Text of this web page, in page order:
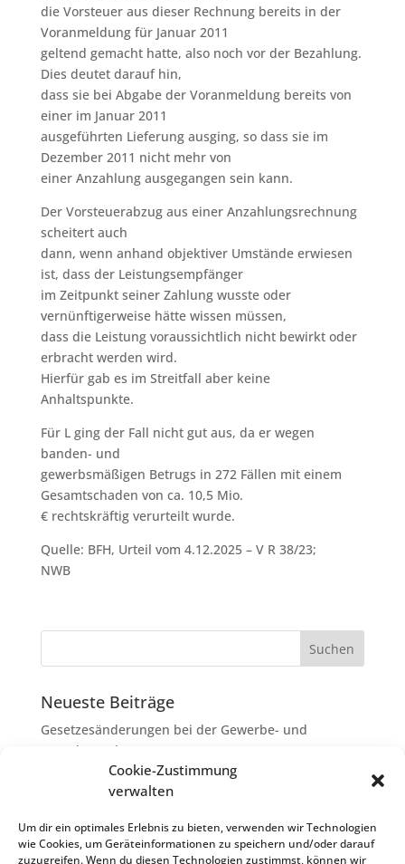
Cookie-Zustimmung
verwalten
Um dir ein optimales Erlebnis zu bieten, verwenden wir Technologien
wie Cookies, um Geräteinformationen zu speichern und/oder darauf
zuzugreifen. Wenn du diesen Technologien zustimmst, können wir
die Vorsteuer aus dieser Rechnung bereits in der
Voranmeldung für Januar 2011
geltend gemacht hatte, also noch vor der Bezahlung.
Dies deutet darauf hin,
dass sie bei Abgabe der Voranmeldung bereits von
einer im Januar 2011
ausgeführten Lieferung ausging, so dass sie im
Dezember 2011 nicht mehr von
einer Anzahlung ausgegangen sein kann.
Der Vorsteuerabzug aus einer Anzahlungsrechnung
scheitert auch
dann, wenn anhand objektiver Umstände erwiesen
ist, dass der Leistungsempfänger
im Zeitpunkt seiner Zahlung wusste oder
vernünftigerweise hätte wissen müssen,
dass die Leistung voraussichtlich nicht bewirkt oder
erbracht werden wird.
Hierfür gab es im Streitfall aber keine
Anhaltspunkte.
Für L ging der Fall nicht gut aus, da er wegen
banden- und
gewerbsmäßigen Betrugs in 272 Fällen mit einem
Gesamtschaden von ca. 10,5 Mio.
€ rechtskräftig verurteilt wurde.
Quelle: BFH, Urteil vom 4.12.2025 – V R 38/23;
NWB
Neueste Beiträge
Gesetzesänderungen bei der Gewerbe- und
Grunderwerbsteuer
Erbschaftsteuer: Rechtsanwaltskosten bei Streit über
Erbauseinandersetzung als
Nachlassverbindlichkeiten
Umsatzsteuer-Umrechnungskurse Juli 2026